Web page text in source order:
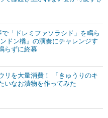
「ドレミファソラシド」を鳴ら
ドン橋』の演奏にチャレンジす
らずに終幕
リを大量消費！ 「きゅうりのキ
いなお漬物を作ってみた